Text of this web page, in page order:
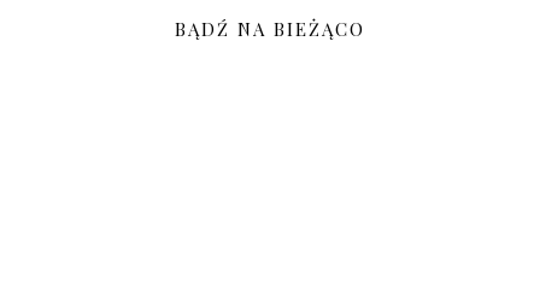
BĄDŹ NA BIEŻĄCO